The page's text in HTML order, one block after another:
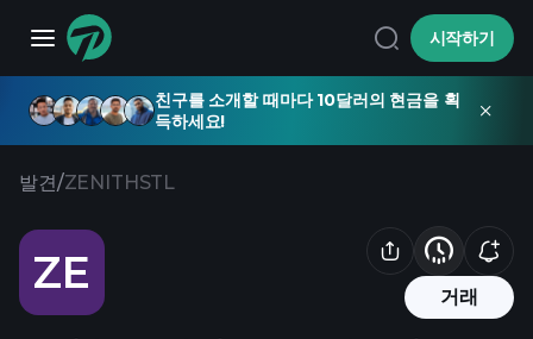
시작하기
친구를 소개할 때마다 10달러의 현금을 획
득하세요!
발견/ZENITHSTL
ZE 거래